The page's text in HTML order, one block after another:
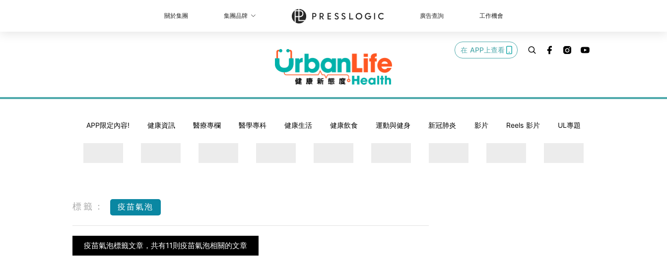
關於集團 集團品牌 廣告查詢 工作機會
在 APP上查看
APP限定內容! 健康資訊 醫療專欄 醫學專科 健康生活 健康飲食 運動與健身 新冠肺炎 影片 Reels 影片 UL專題
標籤： 疫苗氣泡
疫苗氣泡標籤文章，共有11則疫苗氣泡相關的文章